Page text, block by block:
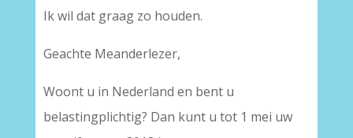
Ik wil dat graag zo houden.
Geachte Meanderlezer,
Woont u in Nederland en bent u
belastingplichtig? Dan kunt u tot 1 mei uw